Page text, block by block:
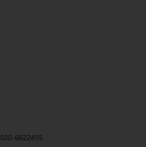
020-6622455